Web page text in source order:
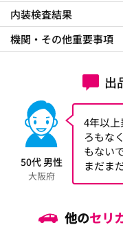
内装検査結果
機関・その他重要事項
出
50代 男性
大阪府
4年以
ろもな
もない
まだま
他のセリ